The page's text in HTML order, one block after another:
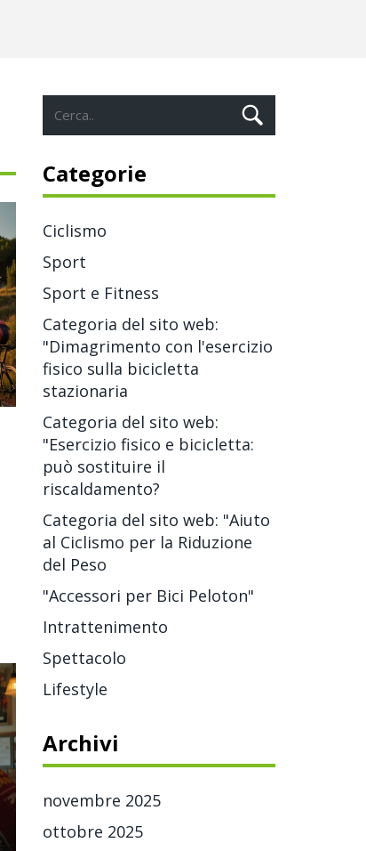
Categorie
Ciclismo
Sport
Sport e Fitness
Categoria del sito web:
"Dimagrimento con l'esercizio
fisico sulla bicicletta
stazionaria
Categoria del sito web:
"Esercizio fisico e bicicletta:
può sostituire il
riscaldamento?
Categoria del sito web: "Aiuto
al Ciclismo per la Riduzione
del Peso
"Accessori per Bici Peloton"
Intrattenimento
Spettacolo
Lifestyle
Archivi
novembre 2025
ottobre 2025